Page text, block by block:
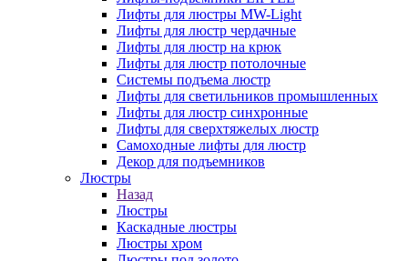
Лифты для люстры MW-Light
Лифты для люстр чердачные
Лифты для люстр на крюк
Лифты для люстр потолочные
Системы подъема люстр
Лифты для светильников промышленных
Лифты для люстр синхронные
Лифты для сверхтяжелых люстр
Самоходные лифты для люстр
Декор для подъемников
Люстры
Назад
Люстры
Каскадные люстры
Люстры хром